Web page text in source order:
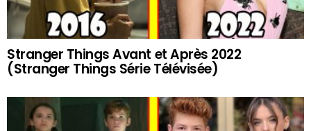
Stranger Things Avant et Après 2022
(Stranger Things Série Télévisée)